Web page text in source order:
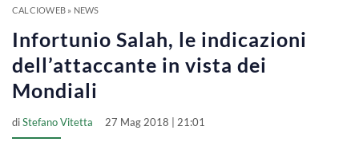
CALCIOWEB» NEWS
Infortunio Salah, le indicazioni
dell’attaccante in vista dei
Mondiali
diStefano Vitetta 27 Mag 2018 | 21:01